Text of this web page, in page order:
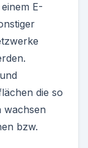
E-
die so
wachsen
bzw.